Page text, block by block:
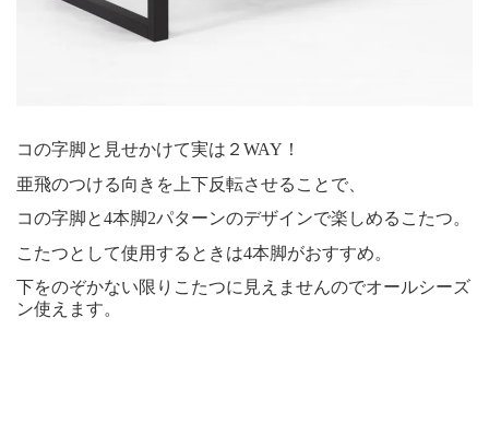
コの字脚と見せかけて実は２WAY！
亜飛のつける向きを上下反転させることで、
コの字脚と4本脚2パターンのデザインで楽しめるこたつ。
こたつとして使用するときは4本脚がおすすめ。
下をのぞかない限りこたつに見えませんのでオールシーズ
ン使えます。